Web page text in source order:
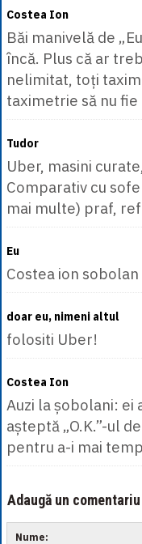
Costea Ion
Băi manivelă de
încă. Plus că ar
nelimitat, toți
taximetrie să nu fie
Tudor
Uber, masini
Comparativ cu
mai multe) praf,
Eu
Costea ion
doar eu, nimeni altul
folositi Uber!
Costea Ion
Auzi la șobolani:
așteptă „O.K.”-ul
pentru a-i mai
Adaugă un comentariu
Nume: